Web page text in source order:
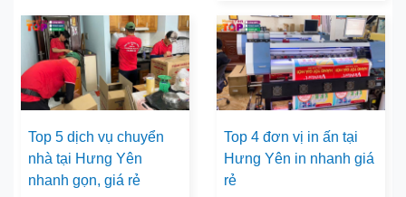
Top 5 dịch vụ chuyển
nhà tại Hưng Yên
nhanh gọn, giá rẻ
Top 4 đơn vị in ấn tại
Hưng Yên in nhanh giá
rẻ